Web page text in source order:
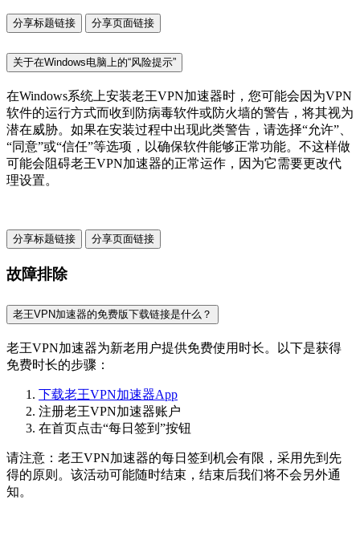
分享标题链接 分享页面链接
关于在Windows电脑上的“风险提示”
在Windows系统上安装老王VPN加速器时，您可能会因为VPN
软件的运行方式而收到防病毒软件或防火墙的警告，将其视为
潜在威胁。如果在安装过程中出现此类警告，请选择“允许”、
“同意”或“信任”等选项，以确保软件能够正常功能。不这样做
可能会阻碍老王VPN加速器的正常运作，因为它需要更改代
理设置。
分享标题链接 分享页面链接
故障排除
老王VPN加速器的免费版下载链接是什么？
老王VPN加速器为新老用户提供免费使用时长。以下是获得
免费时长的步骤：
下载老王VPN加速器App
注册老王VPN加速器账户
在首页点击“每日签到”按钮
请注意：老王VPN加速器的每日签到机会有限，采用先到先
得的原则。该活动可能随时结束，结束后我们将不会另外通
知。